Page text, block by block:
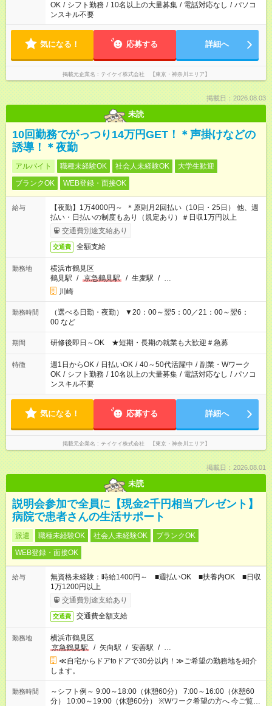
OK / シフト勤務 / 10名以上の大量募集 / 電話対応なし / パソコ
ンスキル不要
気になる！ 応募する 詳細へ
掲載元企業名 テイケイ株式会社 【東京・神奈川エリア】
掲載日：2026.08.03
未読
10回勤務でがっつり14万円GET！＊声掛けなどの
誘導！＊夜勤
アルバイト 職種未経験OK 社会人未経験OK
大学生歓迎
ブランクOK
WEB登録・面接OK
給与
【夜勤】1万4000円～ ＊原則月2回払い（10日・25日） 他、週
払い・日払いの制度もあり（規定あり）＃日収1万円以上
交通費別途支給あり
交通費 全額支給
勤務地
横浜市鶴見区
鶴見駅 / 京急鶴見駅 / 生麦駅 / …
川崎
勤務時間
（選べる日勤・夜勤） ▼20：00～翌5：00／21：00～翌6：
00 など
期間 研修後即日～OK ★短期・長期の就業も大歓迎＃急募
特徴 週1日からOK / 日払いOK / 40～50代活躍中 / 副業・Wワーク
OK / シフト勤務 / 10名以上の大量募集 / 電話対応なし / パソコ
ンスキル不要
気になる！ 応募する 詳細へ
掲載元企業名 テイケイ株式会社 【東京・神奈川エリア】
掲載日：2026.08.01
未読
説明会参加で全員に【現金2千円相当プレゼント】
病院で患者さんの生活サポート
派遣 職種未経験OK 社会人未経験OK
ブランクOK
WEB登録・面接OK
給与
無資格未経験：時給1400円～ ■週払いOK ■扶養内OK ■日収
1万1200円以上
交通費別途支給あり
交通費 交通費全額支給
勤務地
横浜市鶴見区
京急鶴見駅
/ 矢向駅 / 安善駅 / …
≪自宅からドアtoドアで30分以内！≫ご希望の勤務地を紹介
します。
勤務時間
～シフト例～ 9:00～18:00（休憩60分） 7:00～16:00（休憩60
分） 10:00～19:00（休憩60分） ※Wワーク希望の方へ 今ご覧の